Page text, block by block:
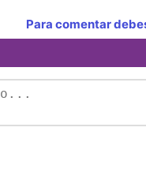
Para comentar